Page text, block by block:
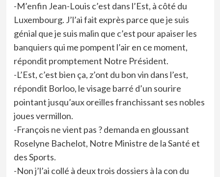
-M’enfin Jean-Louis c’est dans l’Est, à côté du
Luxembourg. J’l’ai fait exprès parce que je suis
génial que je suis malin que c’est pour apaiser les
banquiers qui me pompent l’air en ce moment,
répondit promptement Notre Président.
-L’Est, c’est bien ça, z’ont du bon vin dans l’est,
répondit Borloo, le visage barré d’un sourire
pointant jusqu’aux oreilles franchissant ses nobles
joues vermillon.
-François ne vient pas ? demanda en gloussant
Roselyne Bachelot, Notre Ministre de la Santé et
des Sports.
-Non j’l’ai collé à deux trois dossiers à la con du